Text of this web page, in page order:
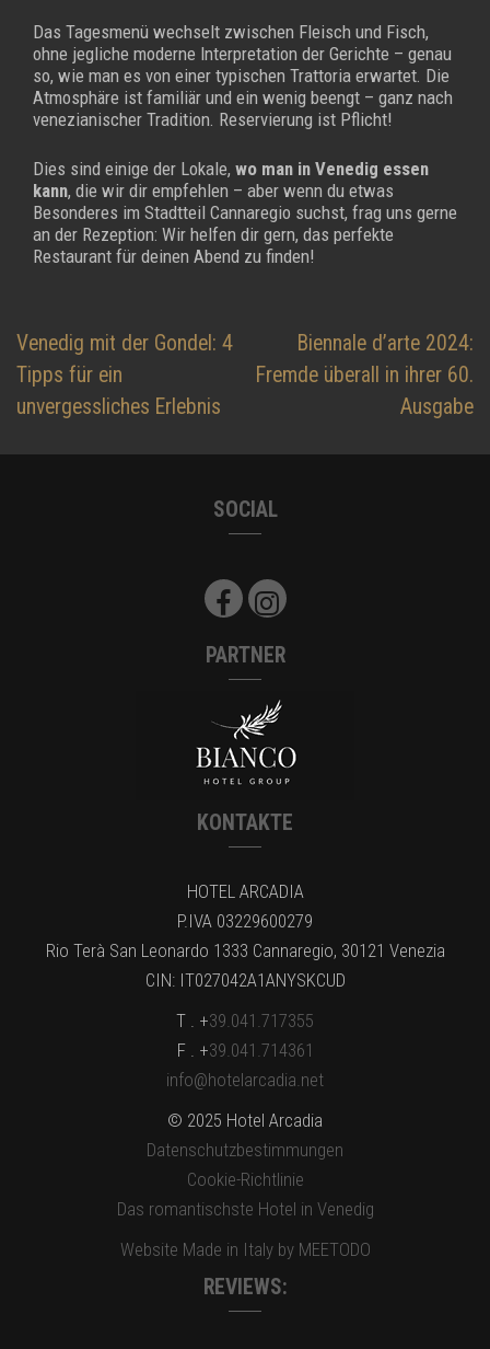
Das Tagesmenü wechselt zwischen Fleisch und Fisch,
ohne jegliche moderne Interpretation der Gerichte – genau
so, wie man es von einer typischen Trattoria erwartet. Die
Atmosphäre ist familiär und ein wenig beengt – ganz nach
venezianischer Tradition. Reservierung ist Pflicht!
Dies sind einige der Lokale, wo man in Venedig essen
kann, die wir dir empfehlen – aber wenn du etwas
Besonderes im Stadtteil Cannaregio suchst, frag uns gerne
an der Rezeption: Wir helfen dir gern, das perfekte
Restaurant für deinen Abend zu finden!
Beitragsnavigation
Venedig mit der Gondel: 4
Tipps für ein
unvergessliches Erlebnis
Biennale d’arte 2024:
Fremde überall in ihrer 60.
Ausgabe
SOCIAL
PARTNER
KONTAKTE
HOTEL ARCADIA
P.IVA 03229600279
Rio Terà San Leonardo 1333 Cannaregio, 30121 Venezia
CIN: IT027042A1ANYSKCUD
T . +39.041.717355
F . +39.041.714361
info@hotelarcadia.net
© 2025 Hotel Arcadia
Datenschutzbestimmungen
Cookie-Richtlinie
Das romantischste Hotel in Venedig
Website Made in Italy by MEETODO
REVIEWS: